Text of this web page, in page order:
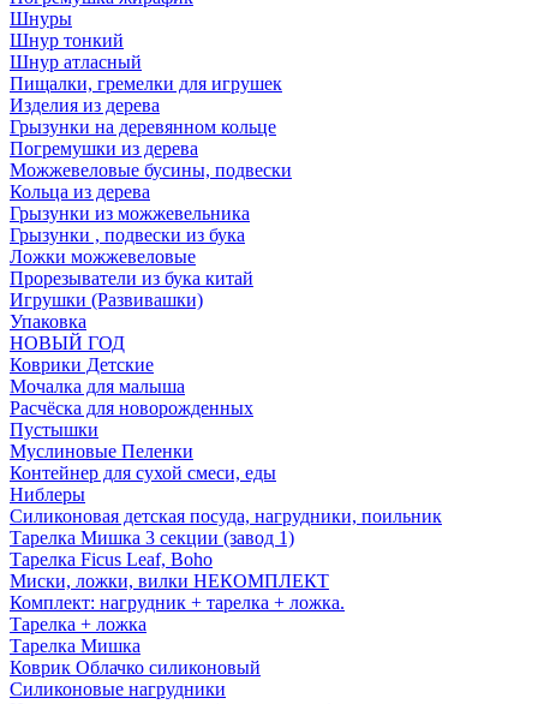
Шнуры
Шнур тонкий
Шнур атласный
Пищалки, гремелки для игрушек
Изделия из дерева
Грызунки на деревянном кольце
Погремушки из дерева
Можжевеловые бусины, подвески
Кольца из дерева
Грызунки из можжевельника
Грызунки , подвески из бука
Ложки можжевеловые
Прорезыватели из бука китай
Игрушки (Развивашки)
Упаковка
НОВЫЙ ГОД
Коврики Детские
Мочалка для малыша
Расчёска для новорожденных
Пустышки
Муслиновые Пеленки
Контейнер для сухой смеси, еды
Ниблеры
Силиконовая детская посуда, нагрудники, поильник
Тарелка Мишка 3 секции (завод 1)
Тарелка Ficus Leaf, Boho
Миски, ложки, вилки НЕКОМПЛЕКТ
Комплект: нагрудник + тарелка + ложка.
Тарелка + ложка
Тарелка Мишка
Коврик Облачко силиконовый
Силиконовые нагрудники